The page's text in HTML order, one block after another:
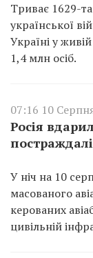
Триває 1629-
української
Україні у
1,4 млн осіб.
07:16 10
Росія
У ніч на 10
масованого
керованих
цивільній